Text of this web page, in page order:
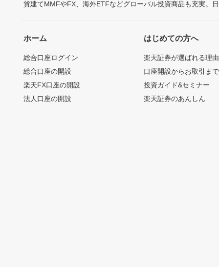
貨建てMMFやFX、海外ETFなどグローバル投資商品も充実。
ホーム
総合口座ログイン
総合口座の開設
楽天FX口座の開設
法人口座の開設
はじめての方へ
楽天証券が選ばれる理由
口座開設からお取引ま
投資ガイド&セミナー
楽天証券のあんしん